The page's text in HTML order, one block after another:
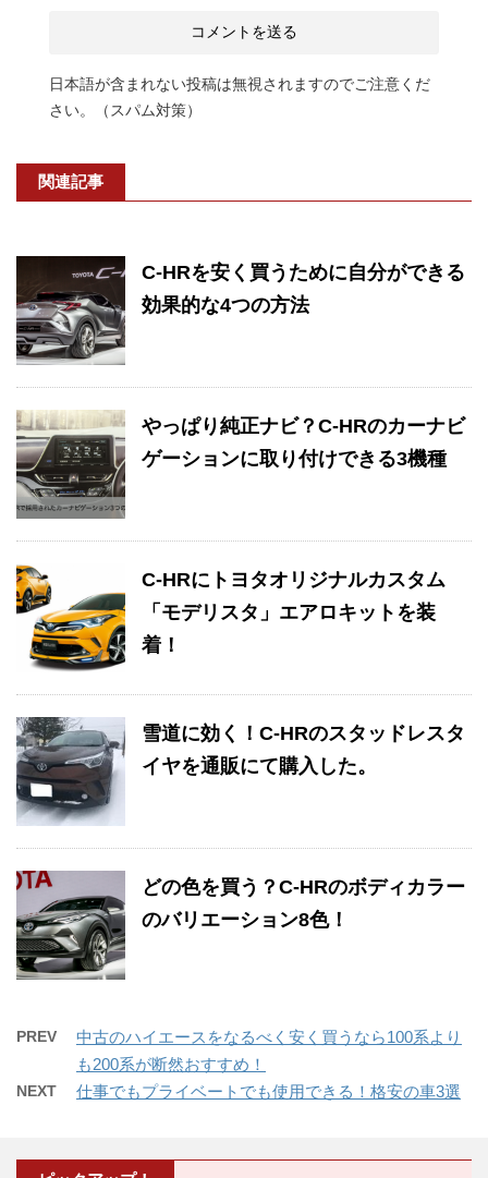
日本語が含まれない投稿は無視されますのでご注意くだ
さい。（スパム対策）
関連記事
C-HRを安く買うために自分ができる
効果的な4つの方法
やっぱり純正ナビ？C-HRのカーナビ
ゲーションに取り付けできる3機種
C-HRにトヨタオリジナルカスタム
「モデリスタ」エアロキットを装
着！
雪道に効く！C-HRのスタッドレスタ
イヤを通販にて購入した。
どの色を買う？C-HRのボディカラー
のバリエーション8色！
PREV
中古のハイエースをなるべく安く買うなら100系より
も200系が断然おすすめ！
NEXT 仕事でもプライベートでも使用できる！格安の車3選